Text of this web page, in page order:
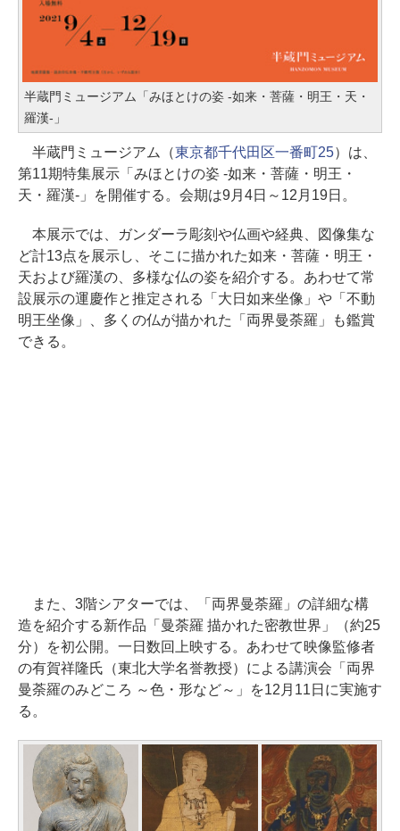
半蔵門ミュージアム「みほとけの姿 -如来・菩薩・明王・天・
羅漢-」
半蔵門ミュージアム（東京都千代田区一番町25）は、
第11期特集展示「みほとけの姿 -如来・菩薩・明王・
天・羅漢-」を開催する。会期は9月4日～12月19日。
本展示では、ガンダーラ彫刻や仏画や経典、図像集な
ど計13点を展示し、そこに描かれた如来・菩薩・明王・
天および羅漢の、多様な仏の姿を紹介する。あわせて常
設展示の運慶作と推定される「大日如来坐像」や「不動
明王坐像」、多くの仏が描かれた「両界曼荼羅」も鑑賞
できる。
また、3階シアターでは、「両界曼荼羅」の詳細な構
造を紹介する新作品「曼荼羅 描かれた密教世界」（約25
分）を初公開。一日数回上映する。あわせて映像監修者
の有賀祥隆氏（東北大学名誉教授）による講演会「両界
曼荼羅のみどころ ～色・形など～」を12月11日に実施す
る。